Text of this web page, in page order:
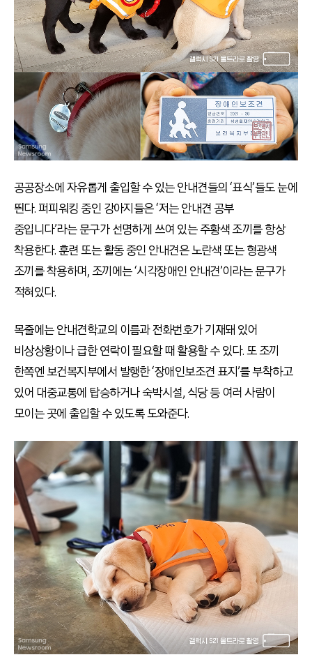
공공장소에 자유롭게 출입할 수 있는 안내견들의 ‘표식’들도 눈에
띈다. 퍼피워킹 중인 강아지들은 ‘저는 안내견 공부
중입니다’라는 문구가 선명하게 쓰여 있는 주황색 조끼를 항상
착용한다. 훈련 또는 활동 중인 안내견은 노란색 또는 형광색
조끼를 착용하며, 조끼에는 ‘시각장애인 안내견’이라는 문구가
적혀있다.
목줄에는 안내견학교의 이름과 전화번호가 기재돼 있어
비상상황이나 급한 연락이 필요할 때 활용할 수 있다. 또 조끼
한쪽엔 보건복지부에서 발행한 ‘장애인보조견 표지’를 부착하고
있어 대중교통에 탑승하거나 숙박시설, 식당 등 여러 사람이
모이는 곳에 출입할 수 있도록 도와준다.